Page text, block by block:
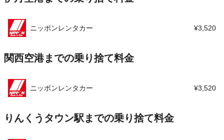
ニッポンレンタカー ¥3,520
関西空港までの乗り捨て料金
ニッポンレンタカー ¥3,520
りんくうタウン駅までの乗り捨て料金